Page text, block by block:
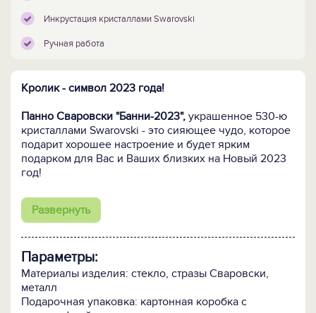
Инкрустация кристаллами Swarovski
Ручная работа
Кролик - символ 2023 года!
Панно Сваровски "Банни-2023", украшенное 530-ю
кристаллами Swarovski - это сияющее чудо, которое
подарит хорошее настроение и будет ярким
подарком для Вас и Ваших близких на Новый 2023
год!
ПОСМОТРИТЕ ЕЩЕ:
-
Все елочные шары Сваровски и украшения >>
Развернуть
Параметры:
Материалы изделия: стекло, стразы Сваровски,
металл
Подарочная упаковка: картонная коробка с